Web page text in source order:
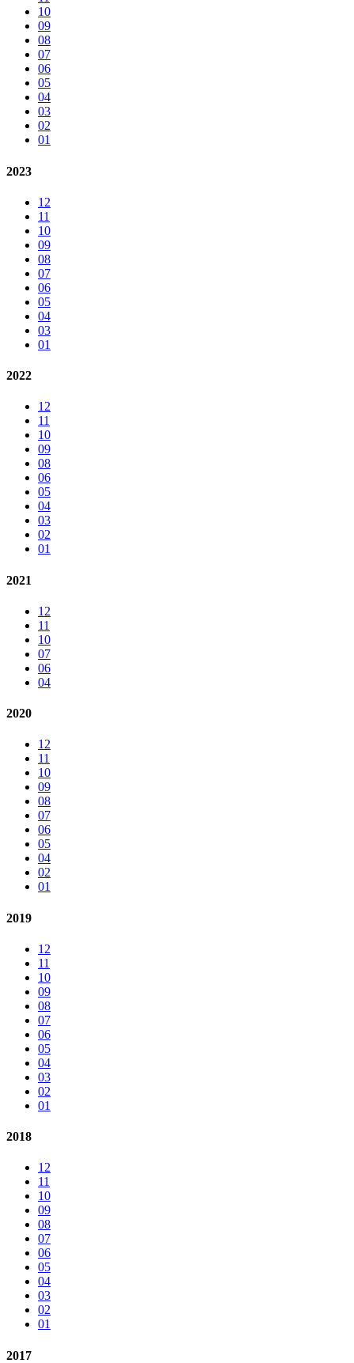
10
09
08
07
06
05
04
03
02
01
2023
12
11
10
09
08
07
06
05
04
03
01
2022
12
11
10
09
08
06
05
04
03
02
01
2021
12
11
10
07
06
04
2020
12
11
10
09
08
07
06
05
04
02
01
2019
12
11
10
09
08
07
06
05
04
03
02
01
2018
12
11
10
09
08
07
06
05
04
03
02
01
2017